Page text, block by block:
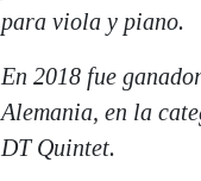
para viola y piano.
En 2018 fue
Alemania, en la
DT Quintet.